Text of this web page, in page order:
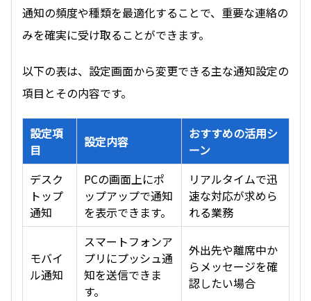
通知の頻度や種類を最適化することで、重要な連絡の
みを確実に受け取ることができます。
以下の表は、設定画面から変更できる主な通知設定の
項目とその内容です。
設定項
目
設定内容
おすすめの活用シ
ーン
デスク
トップ
通知
PCの画面上にポ
ップアップで通知
を表示できます。
リアルタイムで迅
速な対応が求めら
れる業務
モバイ
ル通知
スマートフォンア
プリにプッシュ通
知を送信できま
す。
外出先や離席中か
らメッセージを確
認したい場合